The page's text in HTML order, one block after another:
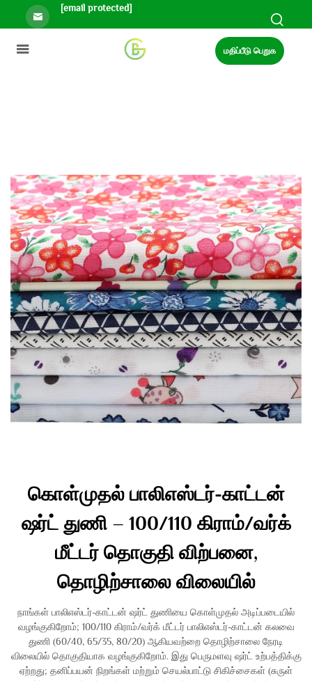
[email protected]
மதிப்பீடு பெறுக
கொள்முதல் பாலிஎஸ்டர்-காட்டன்
ஷர்ட் துணி – 100/110 கிராம்/வர்க்
மீட்டர் தொகுதி விற்பனை,
தொழிற்சாலை விலையில்
நாங்கள் பாலிஎஸ்டர்-காட்டன் ஷர்ட் துணியை கொள்முதல் அடிப்படையில்
வழங்குகிறோம்; 100/110 கிராம்/வர்க் மீட்டர் பாலிஎஸ்டர்-காட்டன் கலவை
துணி (60/40, 65/35, 80/20) ஆகியவற்றை தொழிற்சாலை நேரடி
விலையில் தொகுதியாக வழங்குகிறோம். இது பெருமளவு ஷர்ட் உற்பத்திக்கு
ஏற்றது; தனிப்பயன் நிறங்கள் மற்றும் செயல்பாட்டு சிகிச்சைகள் (சுருள்